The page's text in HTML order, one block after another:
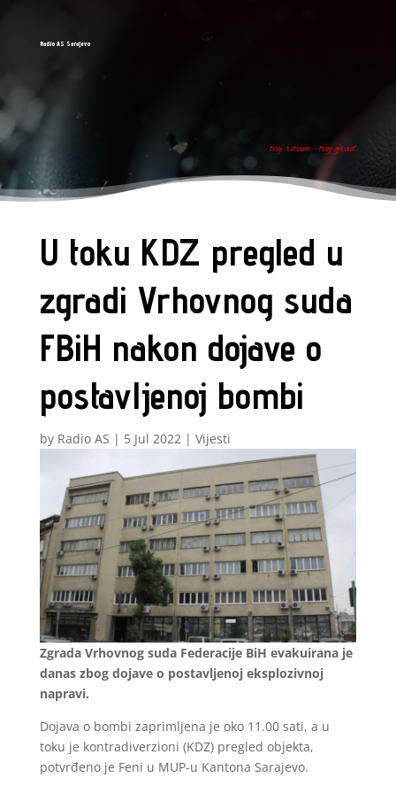
Radio AS Sarajevo
tvoj ritam - tvoj grad
U toku KDZ pregled u
zgradi Vrhovnog suda
FBiH nakon dojave o
postavljenoj bombi
by Radio AS | 5 Jul 2022 | Vijesti
Zgrada Vrhovnog suda Federacije BiH evakuirana je
danas zbog dojave o postavljenoj eksplozivnoj
napravi.
Dojava o bombi zaprimljena je oko 11.00 sati, a u
toku je kontradiverzioni (KDZ) pregled objekta,
potvrđeno je Feni u MUP-u Kantona Sarajevo.